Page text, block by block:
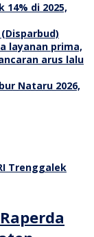
di 2025,
Nataru 2026,